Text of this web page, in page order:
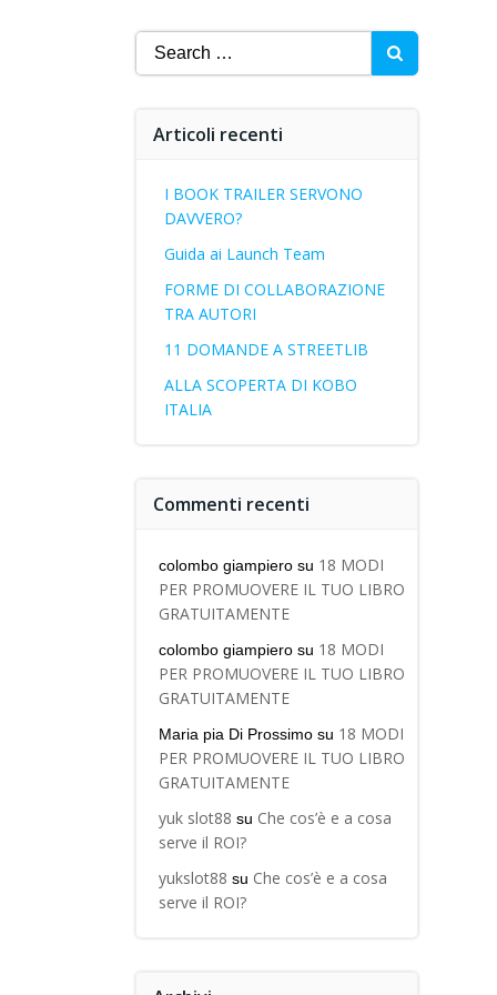
Search
Articoli recenti
I BOOK TRAILER SERVONO
DAVVERO?
Guida ai Launch Team
FORME DI COLLABORAZIONE
TRA AUTORI
11 DOMANDE A STREETLIB
ALLA SCOPERTA DI KOBO
ITALIA
Commenti recenti
colombo giampierosu 18 MODI
PER PROMUOVERE IL TUO LIBRO
GRATUITAMENTE
colombo giampierosu 18 MODI
PER PROMUOVERE IL TUO LIBRO
GRATUITAMENTE
Maria pia Di Prossimosu 18 MODI
PER PROMUOVERE IL TUO LIBRO
GRATUITAMENTE
yuk slot88 su Che cos’è e a cosa
serve il ROI?
yukslot88 su Che cos’è e a cosa
serve il ROI?